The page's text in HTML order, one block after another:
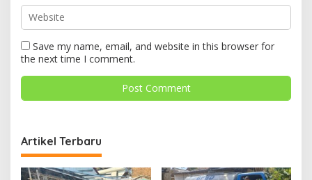
Save my name, email, and website in this browser for
the next time I comment.
Artikel Terbaru